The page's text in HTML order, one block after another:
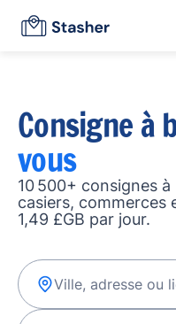
Consigne à
vous
10 500+ consignes
casiers, commerces
1,49 £GB par jour.